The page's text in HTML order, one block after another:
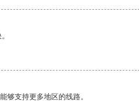
够支持更多地区的线路。